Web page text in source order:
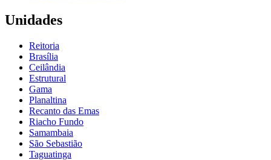
Unidades
Reitoria
Brasília
Ceilândia
Estrutural
Gama
Planaltina
Recanto das Emas
Riacho Fundo
Samambaia
São Sebastião
Taguatinga